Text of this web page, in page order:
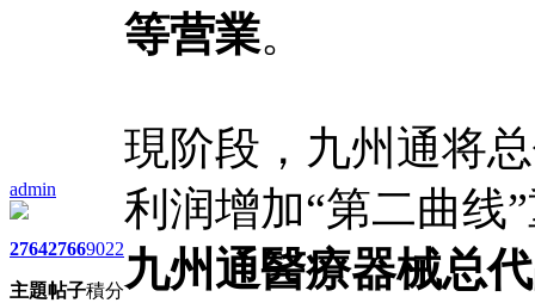
admin
2764
主題
2766
帖子
9022
積分
等营業。
現阶段，九州通将
利润增加“第二曲线
九州通醫療器械总